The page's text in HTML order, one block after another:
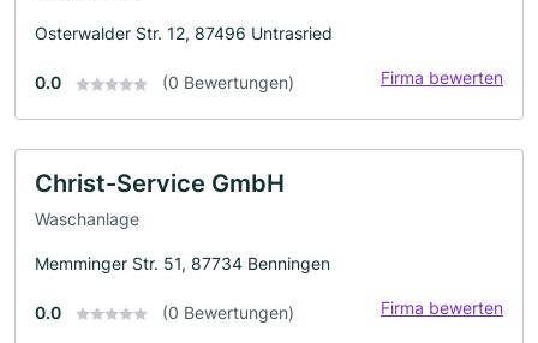
Osterwalder Str. 12, 87496 Untrasried
0.0 (0 Bewertungen) Firma bewerten
Christ-Service GmbH
Waschanlage
Memminger Str. 51, 87734 Benningen
0.0 (0 Bewertungen) Firma bewerten